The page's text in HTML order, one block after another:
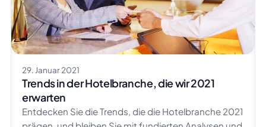
29. Januar 2021
Trends in der Hotelbranche, die wir 2021
erwarten
Entdecken Sie die Trends, die die Hotelbranche 2021